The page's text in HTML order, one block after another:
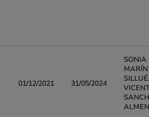
01/12/2021 31/05/2024
SONIA
MARÍN